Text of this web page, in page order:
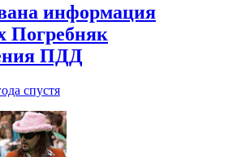
информация
Погребняк
ПДД
спустя